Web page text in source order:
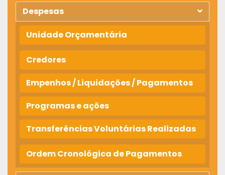
Despesas
Unidade Orçamentária
Credores
Empenhos / Liquidações / Pagamentos
Programas e ações
Transferências Voluntárias Realizadas
Ordem Cronológica de Pagamentos